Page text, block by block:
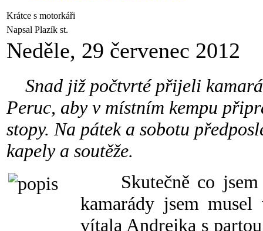
Krátce s motorkáři
Napsal Plazík st.
Neděle, 29 červenec 2012
Snad již počtvrté přijeli
Peruc, aby v místním kempu
stopy. Na pátek a sobotu
kapely a soutěže.
Skutečně co jsem
kamarády jsem
vítala Andrejka s